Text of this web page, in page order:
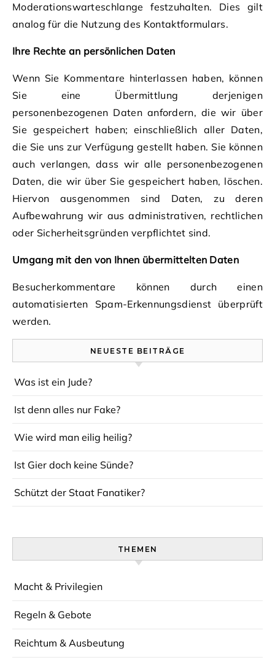
Moderationswarteschlange festzuhalten. Dies gilt
analog für die Nutzung des Kontaktformulars.
Ihre Rechte an persönlichen Daten
Wenn Sie Kommentare hinterlassen haben, können
Sie eine Übermittlung derjenigen
personenbezogenen Daten anfordern, die wir über
Sie gespeichert haben; einschließlich aller Daten,
die Sie uns zur Verfügung gestellt haben. Sie können
auch verlangen, dass wir alle personenbezogenen
Daten, die wir über Sie gespeichert haben, löschen.
Hiervon ausgenommen sind Daten, zu deren
Aufbewahrung wir aus administrativen, rechtlichen
oder Sicherheitsgründen verpflichtet sind.
Umgang mit den von Ihnen übermittelten Daten
Besucherkommentare können durch einen
automatisierten Spam-Erkennungsdienst überprüft
werden.
NEUESTE BEITRÄGE
Was ist ein Jude?
Ist denn alles nur Fake?
Wie wird man eilig heilig?
Ist Gier doch keine Sünde?
Schützt der Staat Fanatiker?
THEMEN
Macht & Privilegien
Regeln & Gebote
Reichtum & Ausbeutung